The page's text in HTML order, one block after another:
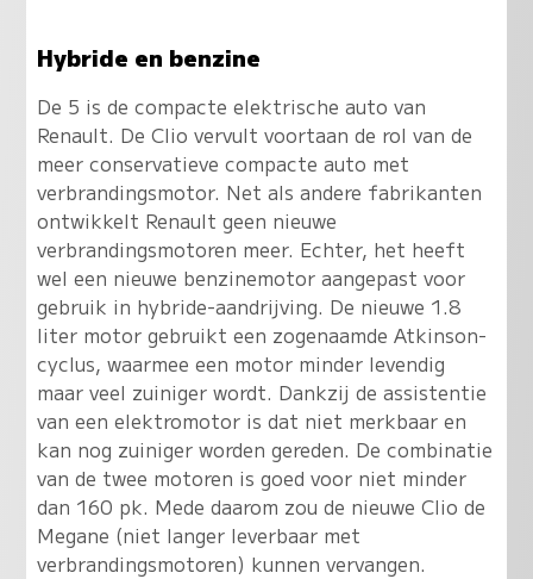
Hybride en benzine
De 5 is de compacte elektrische auto van
Renault. De Clio vervult voortaan de rol van de
meer conservatieve compacte auto met
verbrandingsmotor. Net als andere fabrikanten
ontwikkelt Renault geen nieuwe
verbrandingsmotoren meer. Echter, het heeft
wel een nieuwe benzinemotor aangepast voor
gebruik in hybride-aandrijving. De nieuwe 1.8
liter motor gebruikt een zogenaamde Atkinson-
cyclus, waarmee een motor minder levendig
maar veel zuiniger wordt. Dankzij de assistentie
van een elektromotor is dat niet merkbaar en
kan nog zuiniger worden gereden. De combinatie
van de twee motoren is goed voor niet minder
dan 160 pk. Mede daarom zou de nieuwe Clio de
Megane (niet langer leverbaar met
verbrandingsmotoren) kunnen vervangen.